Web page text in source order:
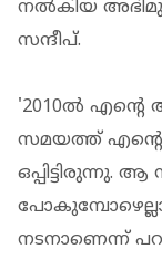
നല്‍കിയ
സന്ദീപ്.
'2010ല്‍ എന്റെ
സമയത്ത് എന്റെ
ഒപ്പിട്ടിരുന്നു.
നടനാണെന്ന്